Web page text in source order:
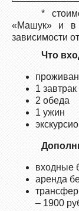
*
«Машук» и в
зависимости
Что
1 завтрак
2 обеда
1 ужин
входные
аренда
– 1900